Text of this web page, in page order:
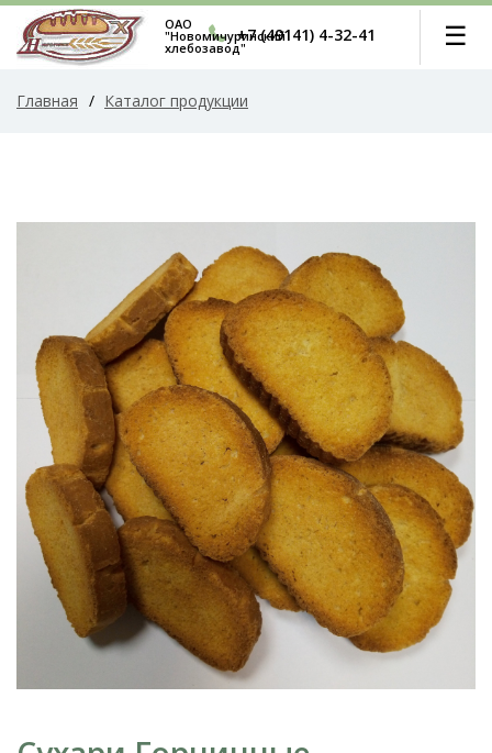
ОАО
"Новомичуринский
хлебозавод"
+7 (49141) 4-32-41 ☰
Главная / Каталог продукции